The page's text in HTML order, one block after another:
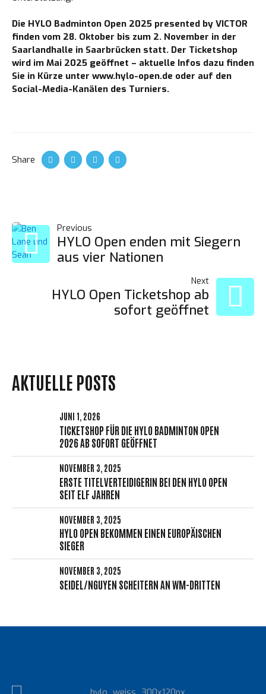
Loading. Please wait.
Die HYLO Badminton Open 2025 presented by VICTOR
finden vom 28. Oktober bis zum 2. November in der
Saarlandhalle in Saarbrücken statt. Der Ticketshop
wird im Mai 2025 geöffnet – aktuelle Infos dazu finden
Sie in Kürze unter www.hylo-open.de oder auf den
Social-Media-Kanälen des Turniers.
Share
BEITRAGS-
NAVIGATION
Previous
HYLO Open enden mit Siegern
aus vier Nationen
Next
HYLO Open Ticketshop ab
sofort geöffnet
AKTUELLE POSTS
JUNI 1, 2026
TICKETSHOP FÜR DIE HYLO BADMINTON OPEN
2026 AB SOFORT GEÖFFNET
NOVEMBER 3, 2025
ERSTE TITELVERTEIDIGERIN BEI DEN HYLO OPEN
SEIT ELF JAHREN
NOVEMBER 3, 2025
HYLO OPEN BEKOMMEN EINEN EUROPÄISCHEN
SIEGER
NOVEMBER 3, 2025
SEIDEL/NGUYEN SCHEITERN AN WM-DRITTEN